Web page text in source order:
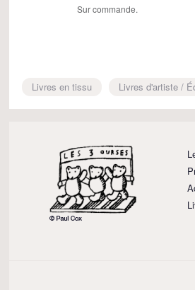
Sur commande.
Livres en tissu Livres d'artiste /